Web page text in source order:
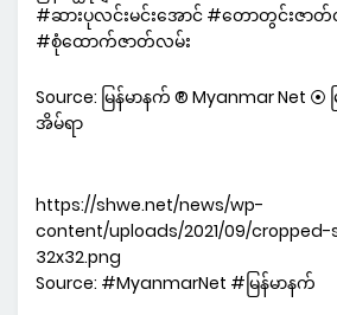
#ဆားပုလင်းမင်းအောင် #တောတွင်းဇာ
#စုံထောက်ဇာတ်လမ်း
Source: မြန်မာနက် ® Myanmar Net
အိမ်ရာ
https://shwe.net/news/wp-
content/uploads/2021/09/
32x32.png
Source: #MyanmarNet #မြန်မာနက်